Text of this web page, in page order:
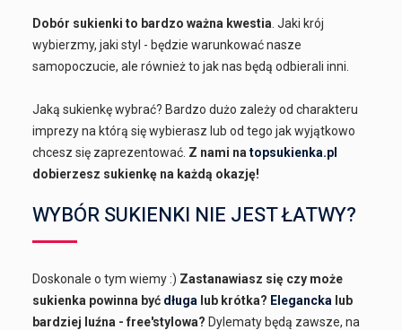
Dobór sukienki to bardzo ważna kwestia . Jaki krój
wybierzmy, jaki styl - będzie warunkować nasze
samopoczucie, ale również to jak nas będą odbierali inni.
Jaką sukienkę wybrać? Bardzo dużo zależy od charakteru
imprezy na którą się wybierasz lub od tego jak wyjątkowo
chcesz się zaprezentować. Z nami natopsukienka.pl
dobierzesz sukienkę na każdą okazję!
WYBÓR SUKIENKI NIE JEST ŁATWY?
Doskonale o tym wiemy :) Zastanawiasz się czy może
sukienka powinna być długa lub krótka? Elegancka lub
bardziej luźna - free'stylowa? Dylematy będą zawsze, na